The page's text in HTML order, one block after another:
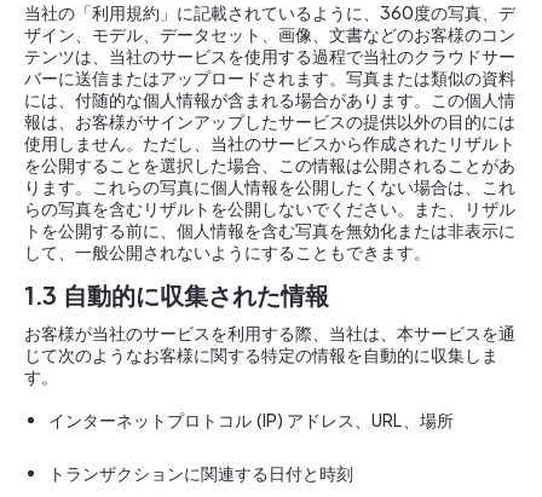
当社の「利用規約」に記載されているように、360度の写真、デ
ザイン、モデル、データセット、画像、文書などのお客様のコン
テンツは、当社のサービスを使用する過程で当社のクラウドサー
バーに送信またはアップロードされます。写真または類似の資料
には、付随的な個人情報が含まれる場合があります。この個人情
報は、お客様がサインアップしたサービスの提供以外の目的には
使用しません。ただし、当社のサービスから作成されたリザルト
を公開することを選択した場合、この情報は公開されることがあ
ります。これらの写真に個人情報を公開したくない場合は、これ
らの写真を含むリザルトを公開しないでください。また、リザル
トを公開する前に、個人情報を含む写真を無効化または非表示に
して、一般公開されないようにすることもできます。
1.3 自動的に収集された情報
お客様が当社のサービスを利用する際、当社は、本サービスを通
じて次のようなお客様に関する特定の情報を自動的に収集しま
す。
インターネットプロトコル (IP) アドレス、URL、場所
トランザクションに関連する日付と時刻